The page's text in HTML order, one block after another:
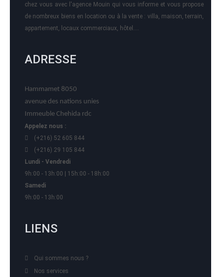
chez vous avec l'agence Mouin qui vous informe et vous propose
de nombreux biens en location ou à la vente : villa, maison, terrain,
appartement, locaux commerciaux, hôtel….
ADRESSE
Hammamet 8050
avenue des nations unies
Immeuble Chehida rdc
Appelez nous :
(+216) 52 605 844
(+216) 29 105 844
Lundi - Vendredi
9h:00 - 13h:00 | 15h:00 - 18h:00
Samedi
9h:00 - 13h:00
LIENS
Qui sommes nous ?
Nos services